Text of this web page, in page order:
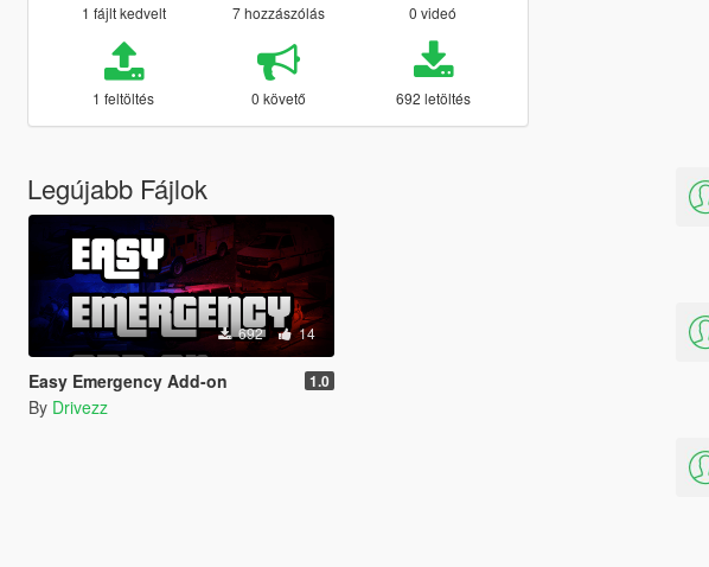
1 fájlt kedvelt 7 hozzászólás 0 videó
1 feltöltés 0 követő 692 letöltés
Legújabb Fájlok
692 14
Easy Emergency Add-on 1.0
By Drivezz